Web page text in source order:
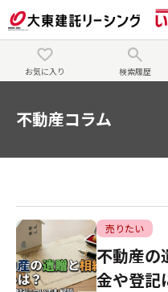
お気に入り 検索履歴
不動産コラム
売りたい
不動産の
金や登記